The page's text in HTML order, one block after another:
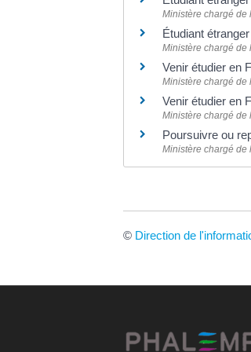
Ministère chargé de
Étudiant
Ministère chargé de
Venir étudier en
Ministère chargé de
Venir étudier en
Ministère chargé de
Poursuivre ou
Ministère chargé de
© Direction de